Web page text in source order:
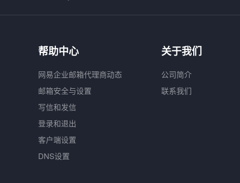
帮助中心
网易企业邮箱代理商动态
邮箱安全与设置
写信和发信
登录和退出
客户端设置
DNS设置
关于我们
公司简介
联系我们